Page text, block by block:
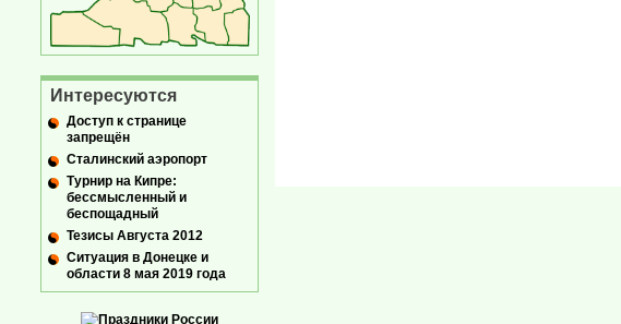
Интересуются
Доступ к странице
запрещён
Сталинский аэропорт
Турнир на Кипре:
бессмысленный и
беспощадный
Тезисы Августа 2012
Ситуация в Донецке и
области 8 мая 2019 года